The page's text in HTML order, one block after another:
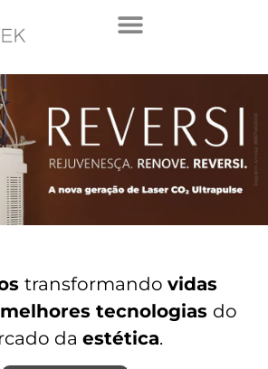
transformando vidas
melhores tecnologias do
da estética.